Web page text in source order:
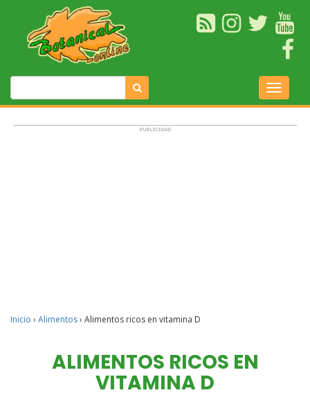
Inicio › Alimentos› Alimentos ricos en vitamina D
ALIMENTOS RICOS EN
VITAMINA D